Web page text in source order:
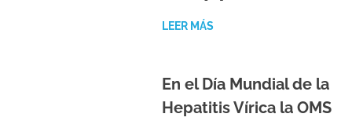
LEER MÁS
En el Día Mundial de la
Hepatitis Vírica la OMS